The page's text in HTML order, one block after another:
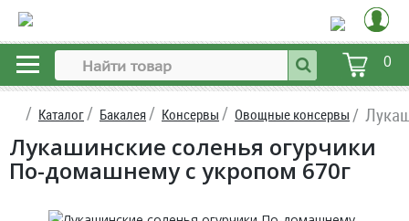
0
Каталог Бакалея Консервы Овощные консервы
Лукашинские соленья огурчики
По-домашнему с укропом 670г